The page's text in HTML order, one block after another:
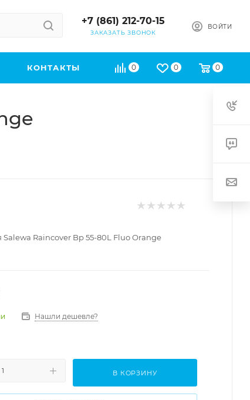
+7 (861) 212-70-15
ЗАКАЗАТЬ ЗВОНОК
ВОЙТИ
0 0 0
КОНТАКТЫ
Salewa Raincover Bp 55-80L Fluo Orange
Нашли дешевле?
В КОРЗИНУ